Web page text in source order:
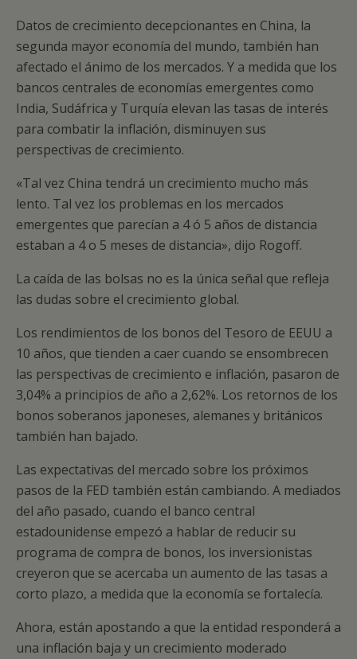
Datos de crecimiento decepcionantes en China, la
segunda mayor economía del mundo, también han
afectado el ánimo de los mercados. Y a medida que los
bancos centrales de economías emergentes como
India, Sudáfrica y Turquía elevan las tasas de interés
para combatir la inflación, disminuyen sus
perspectivas de crecimiento.
«Tal vez China tendrá un crecimiento mucho más
lento. Tal vez los problemas en los mercados
emergentes que parecían a 4 ó 5 años de distancia
estaban a 4 o 5 meses de distancia», dijo Rogoff.
La caída de las bolsas no es la única señal que refleja
las dudas sobre el crecimiento global.
Los rendimientos de los bonos del Tesoro de EEUU a
10 años, que tienden a caer cuando se ensombrecen
las perspectivas de crecimiento e inflación, pasaron de
3,04% a principios de año a 2,62%. Los retornos de los
bonos soberanos japoneses, alemanes y británicos
también han bajado.
Las expectativas del mercado sobre los próximos
pasos de la FED también están cambiando. A mediados
del año pasado, cuando el banco central
estadounidense empezó a hablar de reducir su
programa de compra de bonos, los inversionistas
creyeron que se acercaba un aumento de las tasas a
corto plazo, a medida que la economía se fortalecía.
Ahora, están apostando a que la entidad responderá a
una inflación baja y un crecimiento moderado